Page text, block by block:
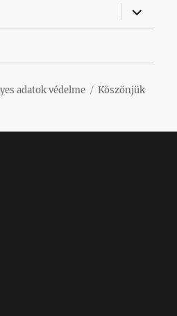
almenü
adatok védelme
Köszönjük